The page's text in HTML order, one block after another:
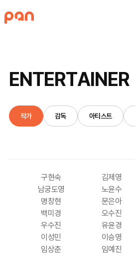
ENTERTAINER
작가 감독 아티스트
구현숙 김제영
남궁도영
노윤수
명창현
문은아
백미경
오수진
우수진
유윤경
이성민
이승영
임상춘
임예진